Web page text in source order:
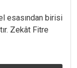
esasından birisi
Zekât Fitre